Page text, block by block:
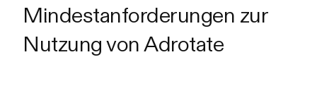
Mindestanforderungen zur
Nutzung von Adrotate